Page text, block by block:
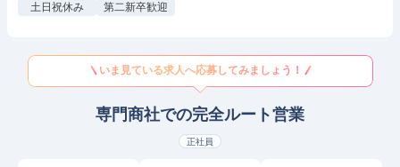
土日祝休み
第二新卒歓迎
いま見ている求人へ応募してみましょう！
専門商社での完全ルート営業
正社員